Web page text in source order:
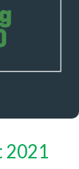
2021